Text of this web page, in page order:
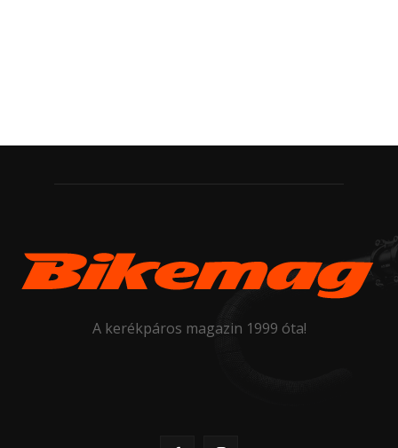
A kerékpáros magazin 1999 óta!